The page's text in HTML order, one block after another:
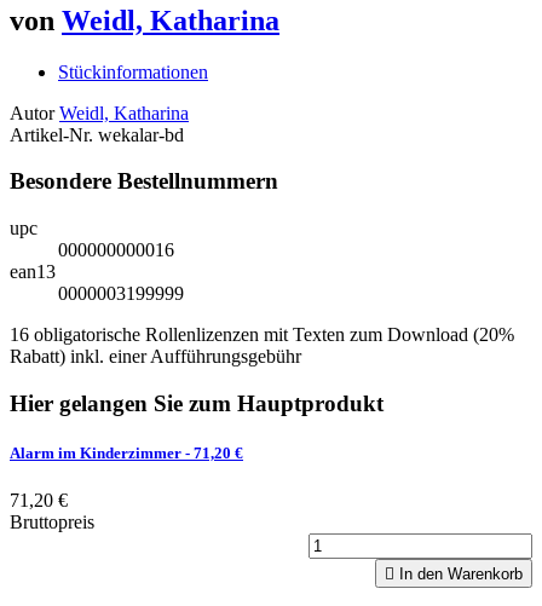
von Weidl, Katharina
Stückinformationen
Autor Weidl, Katharina
Artikel-Nr. wekalar-bd
Besondere Bestellnummern
upc
000000000016
ean13
0000003199999
16 obligatorische Rollenlizenzen mit Texten zum Download (20%
Rabatt) inkl. einer Aufführungsgebühr
Hier gelangen Sie zum Hauptprodukt
Alarm im Kinderzimmer - 71,20 €
71,20 €
Bruttopreis
 In den Warenkorb